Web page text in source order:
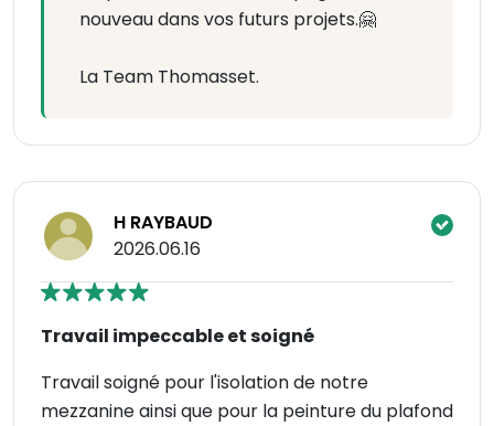
nouveau dans vos futurs projets.🤗
La Team Thomasset.
H RAYBAUD
2026.06.16
Travail impeccable et soigné
Travail soigné pour l'isolation de notre
mezzanine ainsi que pour la peinture du plafond